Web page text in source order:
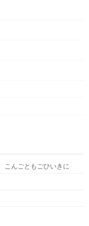
んごともごひいきに